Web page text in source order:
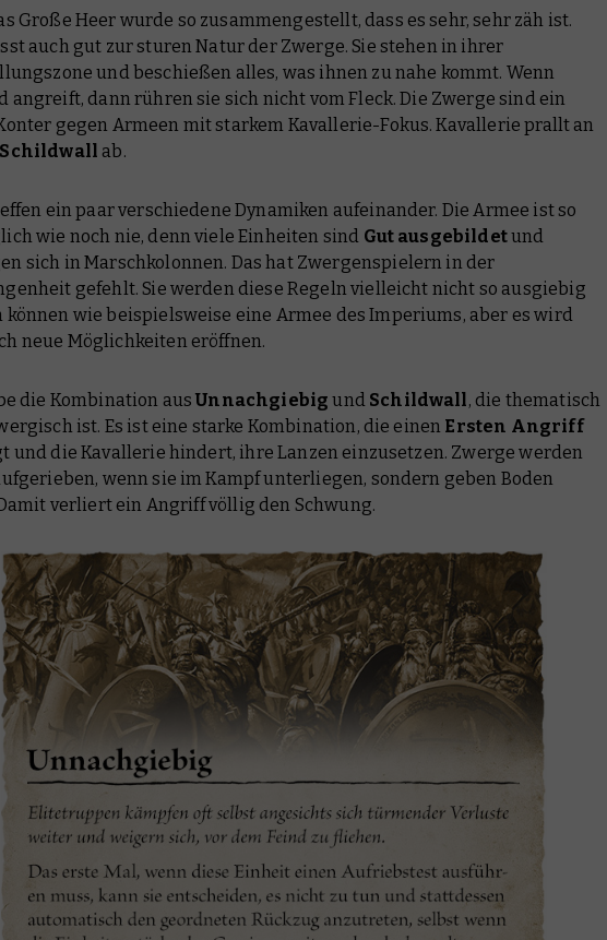
Große Heer wurde so zusammengestellt, dass es sehr, sehr zäh ist.
auch gut zur sturen Natur der Zwerge. Sie stehen in ihrer
und beschießen alles, was ihnen zu nahe kommt. Wenn
angreift, dann rühren sie sich nicht vom Fleck. Die Zwerge sind ein
gegen Armeen mit starkem Kavallerie-Fokus. Kavallerie prallt an
Schildwall ab.
ein paar verschiedene Dynamiken aufeinander. Die Armee ist so
wie noch nie, denn viele Einheiten sind Gut ausgebildetund
sich in Marschkolonnen. Das hat Zwergenspielern in der
gefehlt. Sie werden diese Regeln vielleicht nicht so ausgiebig
können wie beispielsweise eine Armee des Imperiums, aber es wird
neue Möglichkeiten eröffnen.
die Kombination ausUnnachgiebig und Schildwall, die thematisch
ist. Es ist eine starke Kombination, die einen Ersten Angriff
und die Kavallerie hindert, ihre Lanzen einzusetzen. Zwerge werden
wenn sie im Kampf unterliegen, sondern geben Boden
verliert ein Angriff völlig den Schwung.